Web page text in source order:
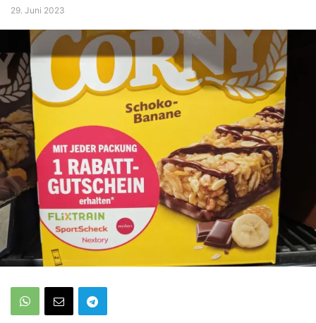
29. Juni 2023